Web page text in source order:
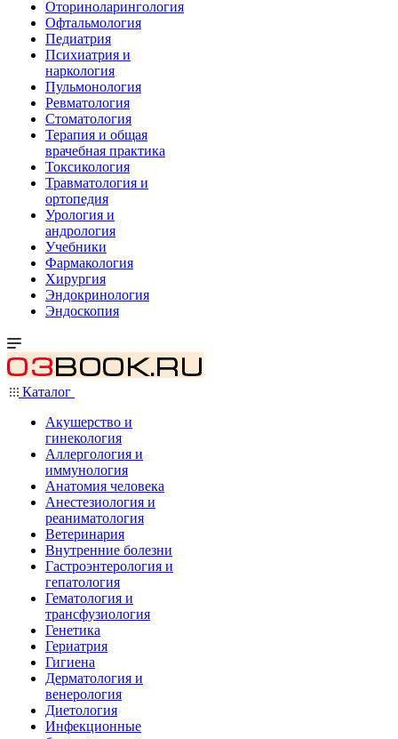
Оториноларингология
Офтальмология
Педиатрия
Психиатрия и
наркология
Пульмонология
Ревматология
Стоматология
Терапия и общая
врачебная практика
Токсикология
Травматология и
ортопедия
Урология и
андрология
Учебники
Фармакология
Хирургия
Эндокринология
Эндоскопия
Каталог
Акушерство и
гинекология
Аллергология и
иммунология
Анатомия человека
Анестезиология и
реаниматология
Ветеринария
Внутренние болезни
Гастроэнтерология и
гепатология
Гематология и
трансфузиология
Генетика
Гериатрия
Гигиена
Дерматология и
венерология
Диетология
Инфекционные